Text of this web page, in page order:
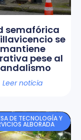
semafórica
se
mantiene
pese al
Leer noticia
DE TECNOLOGÍA Y
ALBORADA